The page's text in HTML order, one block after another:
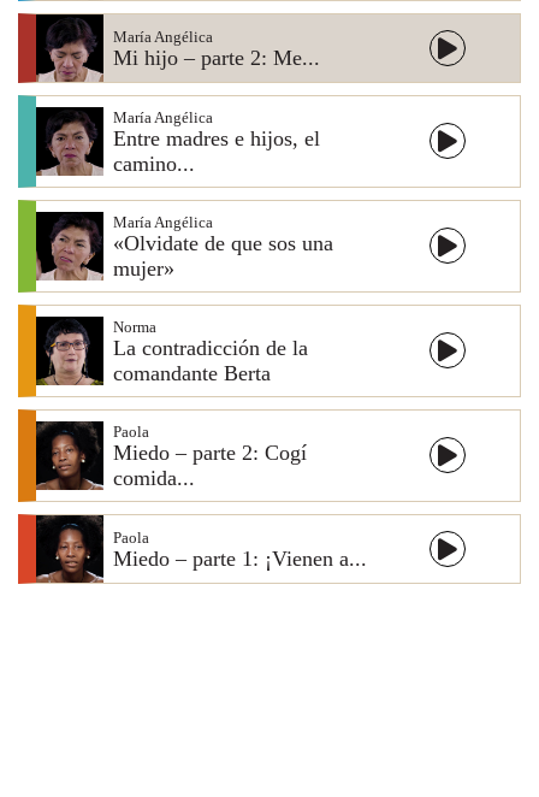
María Angélica
Mi hijo – parte 2: Me...
María Angélica
Entre madres e hijos, el
camino...
María Angélica
«Olvidate de que sos una
mujer»
Norma
La contradicción de la
comandante Berta
Paola
Miedo – parte 2: Cogí
comida...
Paola
Miedo – parte 1: ¡Vienen a...